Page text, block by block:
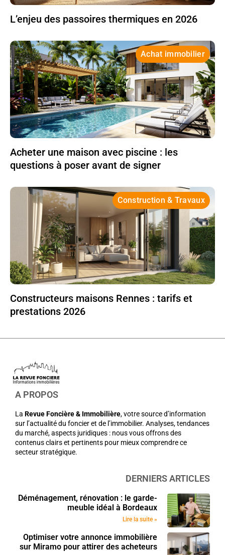
L’enjeu des passoires thermiques en 2026
Achat immobilier
Acheter une maison avec piscine : les
questions à poser avant de signer
Construction & Travaux
Constructeurs maisons Rennes : tarifs et
prestations 2026
A PROPOS
La Revue Foncière & Immobilière, votre source d’information
sur l’actualité du foncier et de l’immobilier. Analyses, tendances
du marché, aspects juridiques : nous vous offrons des
contenus clairs et pertinents pour mieux comprendre ce
secteur stratégique.
DERNIERS ARTICLES
Déménagement, rénovation : le garde-
meuble idéal à Bordeaux
Lire la suite »
Optimiser votre annonce immobilière
sur Miramo pour attirer des acheteurs